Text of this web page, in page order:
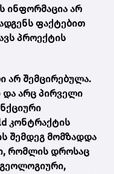
ინფორმაცია არ
ფაქტებით
პროექტის
არ შემცირებულა.
და არც პირველი
კონტრაქტის
შემდეგ მომზადდა
რომლის დროსაც